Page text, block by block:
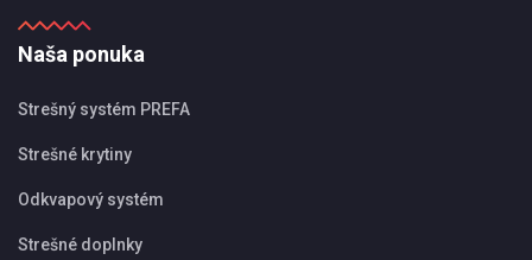
Naša ponuka
Strešný systém PREFA
Strešné krytiny
Odkvapový systém
Strešné doplnky